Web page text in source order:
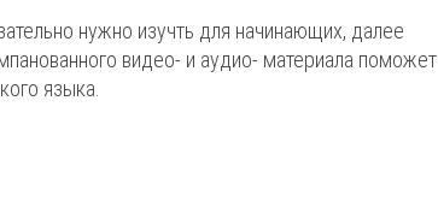
нужно изучть для начинающих, далее
видео- и аудио- материала поможет
языка.